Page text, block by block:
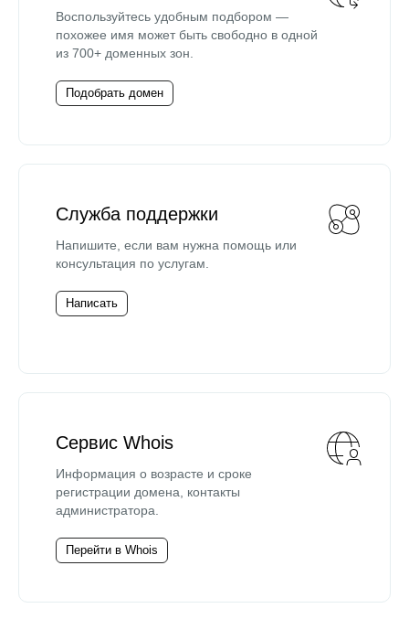
Воспользуйтесь удобным подбором —
похожее имя может быть свободно в одной
из 700+ доменных зон.
Подобрать домен
Служба поддержки
Напишите, если вам нужна помощь или
консультация по услугам.
Написать
Сервис Whois
Информация о возрасте и сроке
регистрации домена, контакты
администратора.
Перейти в Whois